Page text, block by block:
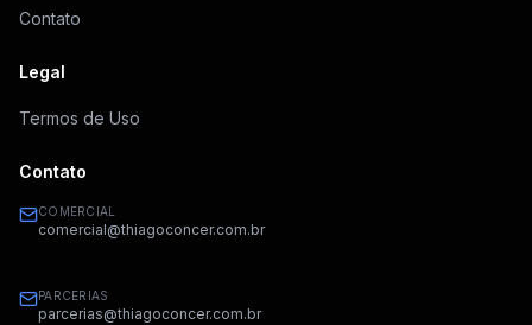
Contato
Legal
Termos de Uso
Contato
COMERCIAL
comercial@thiagoconcer.com.br
PARCERIAS
parcerias@thiagoconcer.com.br